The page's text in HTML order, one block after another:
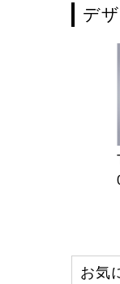
デ
お気